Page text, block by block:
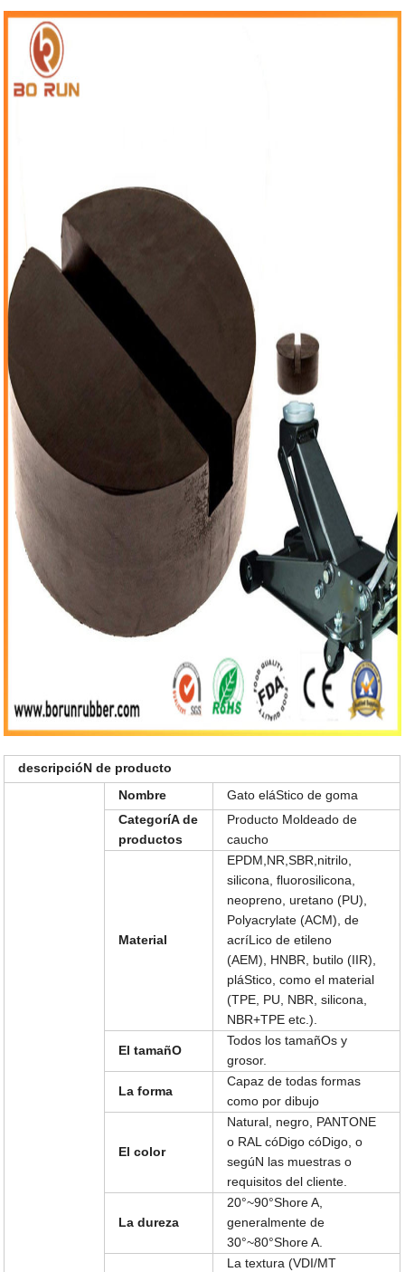
descripcióN de producto
Nombre
Gato eláStico de goma
CategoríA de
productos
Producto Moldeado de
caucho
Material
EPDM,NR,SBR,nitrilo,
silicona, fluorosilicona,
neopreno, uretano (PU),
Polyacrylate (ACM), de
acríLico de etileno
(AEM), HNBR, butilo (IIR),
pláStico, como el material
(TPE, PU, NBR, silicona,
NBR+TPE etc.).
El tamañO
Todos los tamañOs y
grosor.
La forma
Capaz de todas formas
como por dibujo
El color
Natural, negro, PANTONE
o RAL cóDigo cóDigo, o
segúN las muestras o
requisitos del cliente.
La dureza
20°~90°Shore A,
generalmente de
30°~80°Shore A.
La textura (VDI/MT